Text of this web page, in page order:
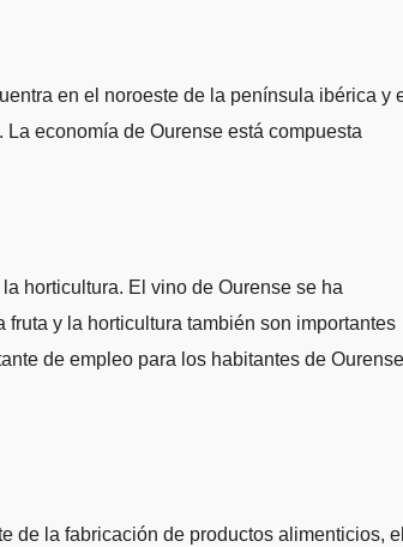
en el noroeste de la península ibérica y
economía de Ourense está compuesta
horticultura. El vino de Ourense se ha
y la horticultura también son importantes
de empleo para los habitantes de
de la fabricación de productos alimenticios,